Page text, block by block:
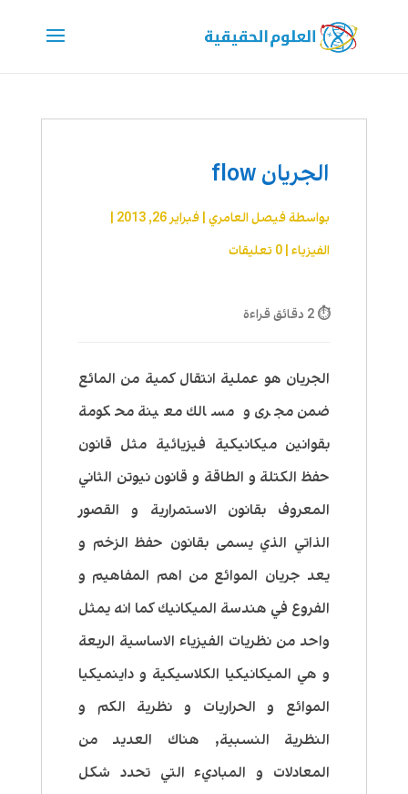
الجريان flow
بواسطةفيصل العامري| فبراير 26, 2013
الفيزياء| 0 تعليقات
⏱ 2 دقائق قراءة
الجريان هو عملية انتقال كمية من المائع
ضمن مجرى و مسالك معينة محكومة
بقوانين ميكانيكية فيزيائية مثل قانون
حفظ الكتلة و الطاقة و قانون نيوتن الثاني
المعروف بقانون الاستمرارية و القصور
الذاتي الذي يسمى بقانون حفظ الزخم و
يعد جريان الموائع من اهم المفاهيم و
الفروع في هندسة الميكانيك كما انه يمثل
واحد من نظريات الفيزياء الاساسية الربعة
و هي الميكانيكيا الكلاسيكية و داينميكيا
الموائع و الحراريات و نظرية الكم و
النظرية النسبية, هناك العديد من
المعادلات و المباديء التي تحدد شكل